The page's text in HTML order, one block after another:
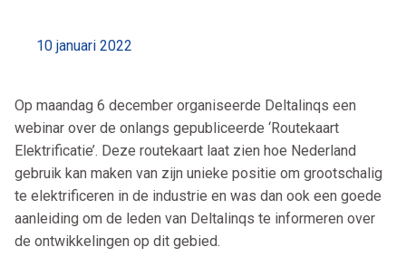
10 januari 2022
Op maandag 6 december organiseerde Deltalinqs een
webinar over de onlangs gepubliceerde ‘Routekaart
Elektrificatie’. Deze routekaart laat zien hoe Nederland
gebruik kan maken van zijn unieke positie om grootschalig
te elektrificeren in de industrie en was dan ook een goede
aanleiding om de leden van Deltalinqs te informeren over
de ontwikkelingen op dit gebied.